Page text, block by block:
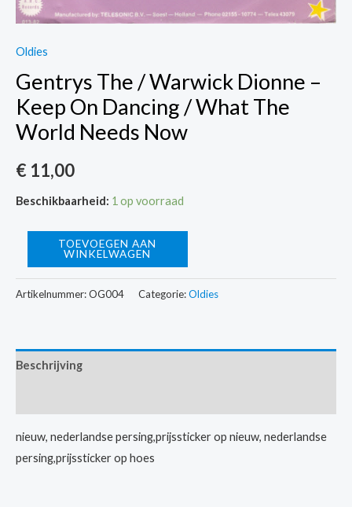
Oldies
Gentrys The / Warwick Dionne –
Keep On Dancing / What The
World Needs Now
€ 11,00
Beschikbaarheid: 1 op voorraad
/
-
Keep
/
What
TOEVOEGEN AAN
WINKELWAGEN
Artikelnummer:OG004 Categorie:Oldies
Beschrijving
nieuw, nederlandse persing,prijssticker op nieuw, nederlandse
persing,prijssticker op hoes